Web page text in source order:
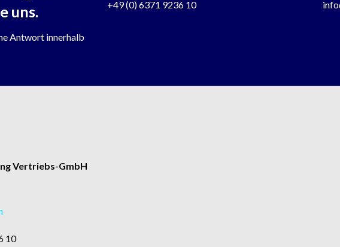
uns.
Antwort innerhalb
+49 (0) 6371 9236 10
Vertriebs-GmbH
10